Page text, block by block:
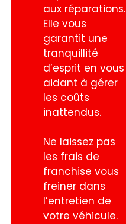
aux réparations.
Elle vous
garantit une
tranquillité
d’esprit en vous
aidant à gérer
les coûts
inattendus.
Ne laissez pas
les frais de
franchise vous
freiner dans
l’entretien de
votre véhicule.